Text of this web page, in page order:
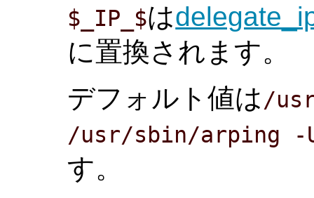
$_IP_$は
に置換されます。
デフォルト値は/
/usr/sbin/arping -
す。